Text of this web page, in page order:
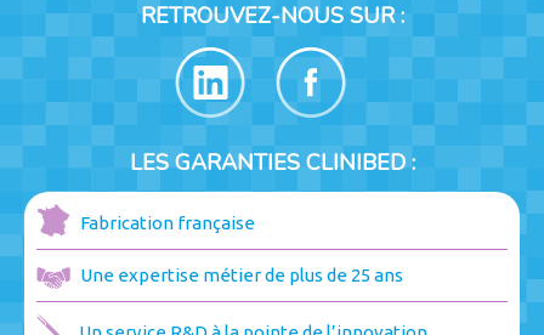
RETROUVEZ-NOUS SUR :
LES GARANTIES CLINIBED :
Fabrication française
Une expertise métier de plus de 25 ans